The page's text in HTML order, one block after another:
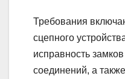
Требования
сцепного
исправность
соединений, а